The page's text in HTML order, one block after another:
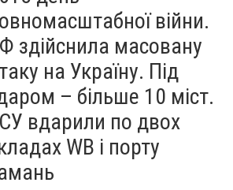
війни.
здійснила масовану
на Україну. Під
– більше 10 міст.
вдарили по двох
WB і порту